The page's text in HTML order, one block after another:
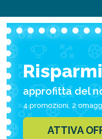
vedere
Museum
approfitta del
4 promozioni, 2
ATTIVA